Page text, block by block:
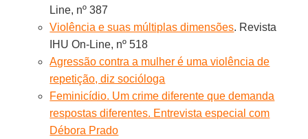
Line, nº 387
Violência e suas múltiplas dimensões. Revista
IHU On-Line, nº 518
Agressão contra a mulher é uma violência de
repetição, diz socióloga
Feminicídio. Um crime diferente que demanda
respostas diferentes. Entrevista especial com
Débora Prado